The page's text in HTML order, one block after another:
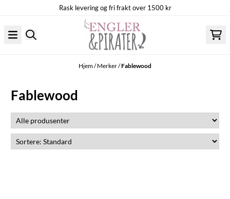
Rask levering og fri frakt over 1500 kr
Hjem/Merker/Fablewood
Fablewood